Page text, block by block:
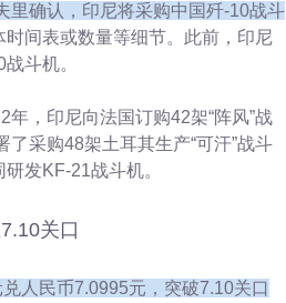
里确认，印尼将采购中国歼-10战斗
间表或数量等细节。此前，印尼
斗机。
年，印尼向法国订购42架“阵风”战
采购48架土耳其生产“可汗”战斗
发KF-21战斗机。
关口
人民币7.0995元，突破7.10关口